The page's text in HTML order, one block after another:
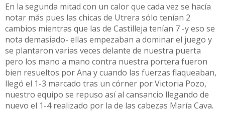
En la segunda mitad con un calor que cada vez se hacía
notar más pues las chicas de Utrera sólo tenían 2
cambios mientras que las de Castilleja tenían 7 -y eso se
nota demasiado- ellas empezaban a dominar el juego y
se plantaron varias veces delante de nuestra puerta
pero los mano a mano contra nuestra portera fueron
bien resueltos por Ana y cuando las fuerzas flaqueaban,
llegó el 1-3 marcado tras un córner por Victoria Pozo,
nuestro equipo se repuso así al cansancio llegando de
nuevo el 1-4 realizado por la de las cabezas María Cava.